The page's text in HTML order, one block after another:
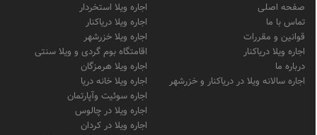
صفحه اصلی
تماس با ما
قوانین و مقررات
اجاره ویلا دریاکنار
درباره ما
اجاره سالانه ویلا در دریاکنار و خزرشهر
اجاره ویلا استخردار
اجاره ویلا دریاکنار
اجاره ویلا خزرشهر
اقامتگاه بوم گردی و ویلا سنتی
اجاره ویلا هرمزگان
اجاره ویلا خانه دریا
اجاره سوئیت وآپارتمان
اجاره ویلا در چالوس
اجاره ویلا در کردان